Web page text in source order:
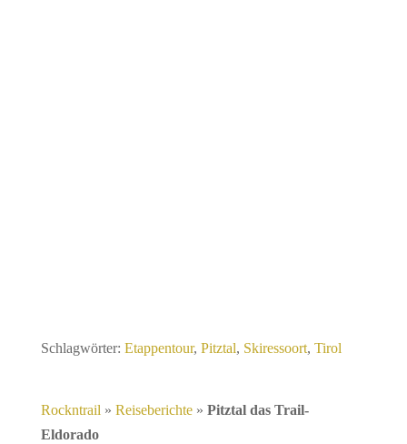
Schlagwörter: Etappentour, Pitztal, Skiressoort, Tirol
Rockntrail » Reiseberichte» Pitztal das Trail-
Eldorado